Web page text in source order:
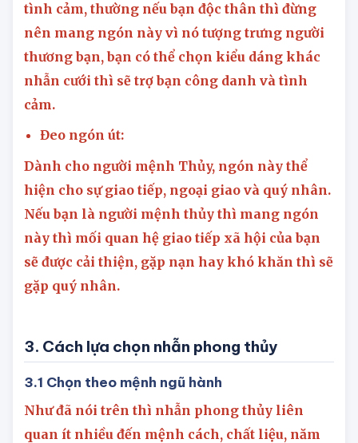
tình cảm, thường nếu bạn độc thân thì đừng
nên mang ngón này vì nó tượng trưng người
thương bạn, bạn có thể chọn kiểu dáng khác
nhẫn cưới thì sẽ trợ bạn công danh và tình
cảm.
Đeo ngón út:
Dành cho người mệnh Thủy, ngón này thể
hiện cho sự giao tiếp, ngoại giao và quý nhân.
Nếu bạn là người mệnh thủy thì mang ngón
này thì mối quan hệ giao tiếp xã hội của bạn
sẽ được cải thiện, gặp nạn hay khó khăn thì sẽ
gặp quý nhân.
3. Cách lựa chọn nhẫn phong thủy
3.1 Chọn theo mệnh ngũ hành
Như đã nói trên thì nhẫn phong thủy liên
quan ít nhiều đến mệnh cách, chất liệu, năm